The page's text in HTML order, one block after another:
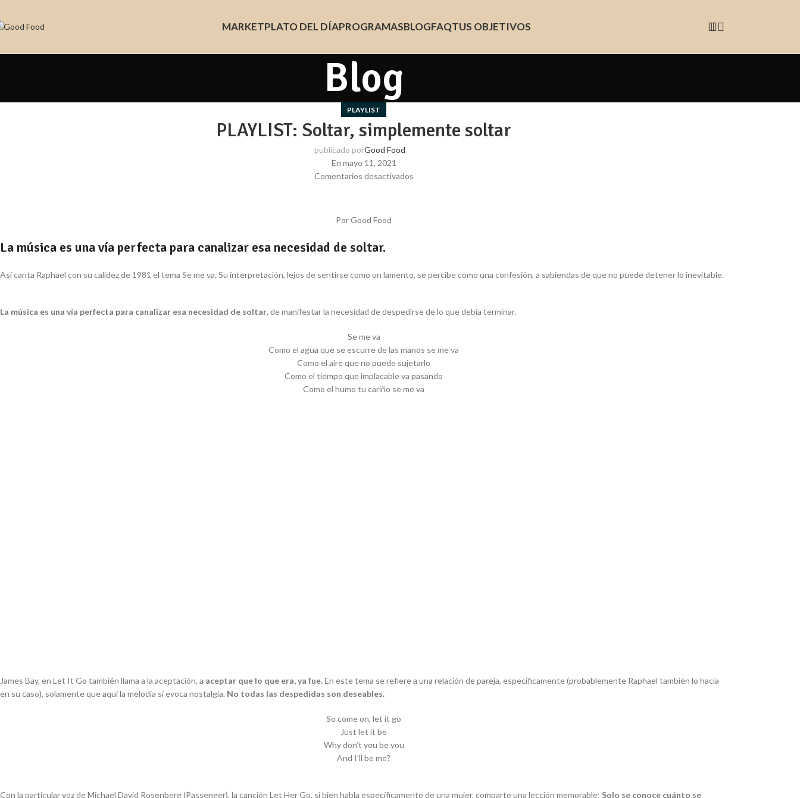
MARKETPLATO DEL DÍAPROGRAMASBLOGFAQTUS OBJETIVOS
Blog
PLAYLIST
PLAYLIST: Soltar, simplemente soltar
publicado porGood Food
En mayo 11, 2021
Comentarios desactivados
Por Good Food
La música es una vía perfecta para canalizar esa necesidad de soltar.
Así canta Raphael con su calidez de 1981 el tema Se me va. Su interpretación, lejos de sentirse como un lamento, se percibe como una confesión, a sabiendas de que no puede detener lo inevitable.
La música es una vía perfecta para canalizar esa necesidad de soltar, de manifestar la necesidad de despedirse de lo que debía terminar.
Se me va
Como el agua que se escurre de las manos se me va
Como el aire que no puede sujetarlo
Como el tiempo que implacable va pasando
Como el humo tu cariño se me va
James Bay, en Let It Go también llama a la aceptación, a aceptar que lo que era, ya fue.En este tema se refiere a una relación de pareja, específicamente (probablemente Raphael también lo hacía
en su caso), solamente que aquí la melodía sí evoca nostalgia. No todas las despedidas son deseables.
So come on, let it go
Just let it be
Why don’t you be you
And I’ll be me?
Con la particular voz de Michael David Rosenberg (Passenger), la canción Let Her Go, si bien habla específicamente de una mujer, comparte una lección memorable: Solo se conoce cuánto se